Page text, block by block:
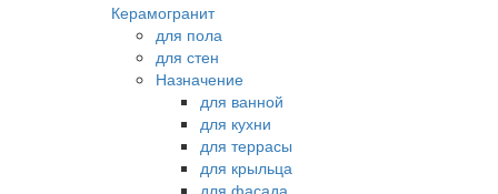
Керамогранит
для пола
для стен
Назначение
для ванной
для кухни
для террасы
для крыльца